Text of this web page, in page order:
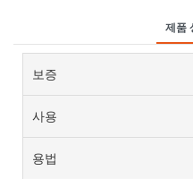
제품
보증
사용
용법